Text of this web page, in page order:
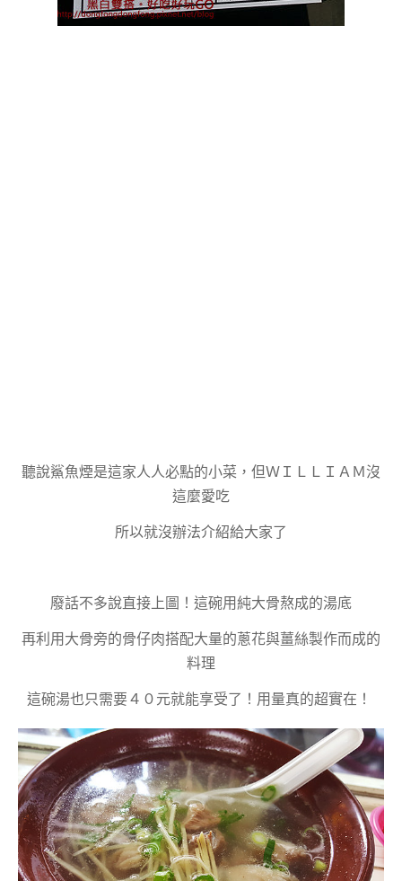
聽說鯊魚煙是這家人人必點的小菜，但ＷＩＬＬＩＡＭ沒
這麼愛吃
所以就沒辦法介紹給大家了
廢話不多說直接上圖！這碗用純大骨熬成的湯底
再利用大骨旁的骨仔肉搭配大量的蔥花與薑絲製作而成的
料理
這碗湯也只需要４０元就能享受了！用量真的超實在！